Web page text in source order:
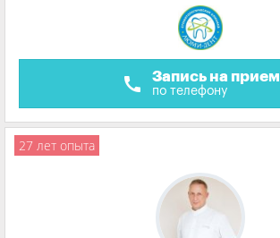
call Запись на прием
по телефону
27 лет опыта